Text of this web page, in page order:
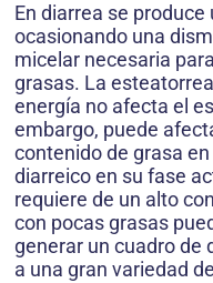
En diarrea se
ocasionando una
micelar necesaria
grasas. La
energía no afecta el
embargo, puede
contenido de grasa
diarreico en su fase
requiere de un alto
con pocas grasas
generar un cuadro de
a una gran variedad